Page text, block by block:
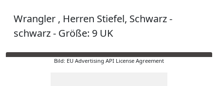
Wrangler , Herren Stiefel, Schwarz -
schwarz - Größe: 9 UK
Bild: EU Advertising API License Agreement